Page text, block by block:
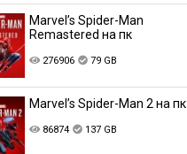
Marvel’s Spider-Man
Remastered на пк
276906 79 GB
Marvel’s Spider-Man 2 на пк
86874 137 GB